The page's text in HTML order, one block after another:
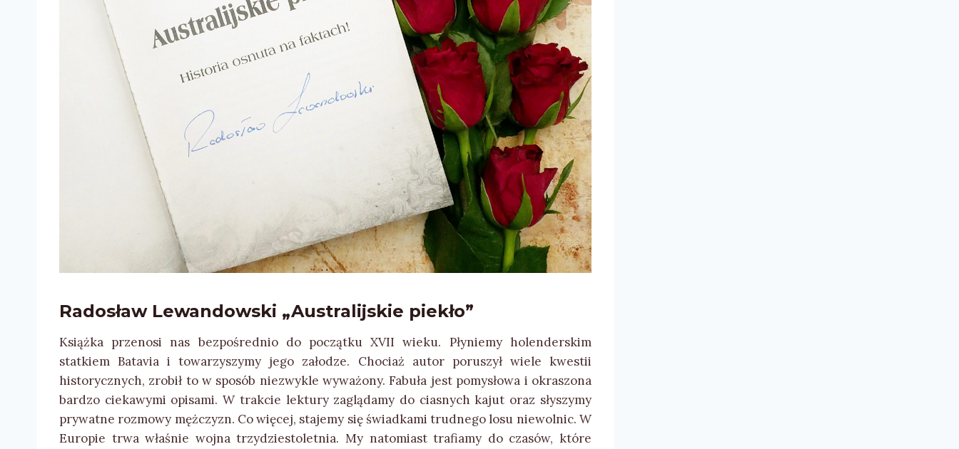
Radosław Lewandowski „Australijskie piekło”
Książka przenosi nas bezpośrednio do początku XVII wieku. Płyniemy holenderskim
statkiem Batavia i towarzyszymy jego załodze. Chociaż autor poruszył wiele kwestii
historycznych, zrobił to w sposób niezwykle wyważony. Fabuła jest pomysłowa i okraszona
bardzo ciekawymi opisami. W trakcie lektury zaglądamy do ciasnych kajut oraz słyszymy
prywatne rozmowy mężczyzn. Co więcej, stajemy się świadkami trudnego losu niewolnic. W
Europie trwa właśnie wojna trzydziestoletnia. My natomiast trafiamy do czasów, które